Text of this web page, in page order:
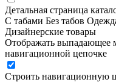
Детальная страница
С табами Без табов
Дизайнерские товары
Отображать выпадающее
навигационной цепочке
Строить навигационную